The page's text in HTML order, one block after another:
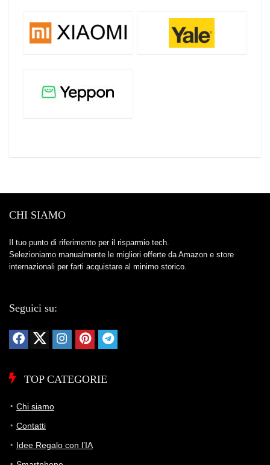
CHI SIAMO
Il tuo punto di riferimento per il risparmio tech.
Selezioniamo manualmente le migliori offerte da Amazon e store
internazionali per farti acquistare al minimo storico.
Seguici su:
TOP CATEGORIE
Chi siamo
Contatti
Idee Regalo con l’IA